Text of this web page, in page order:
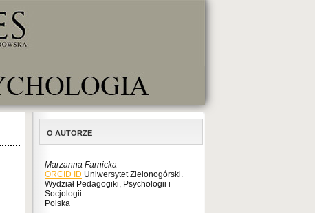
O AUTORZE
Marzanna Farnicka
ORCID ID Uniwersytet Zielonogórski.
Wydział Pedagogiki, Psychologii i
Socjologii
Polska